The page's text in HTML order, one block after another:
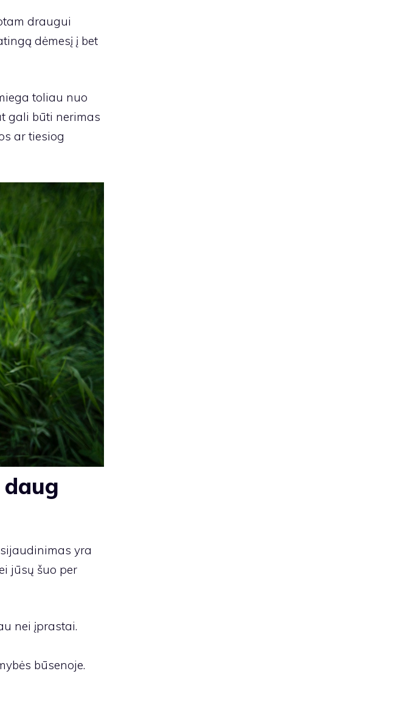
draugui
dėmesį į bet
toliau nuo
gali būti nerimas
ar tiesiog
yra
jūsų šuo per
nei įprastai.
būsenoje.